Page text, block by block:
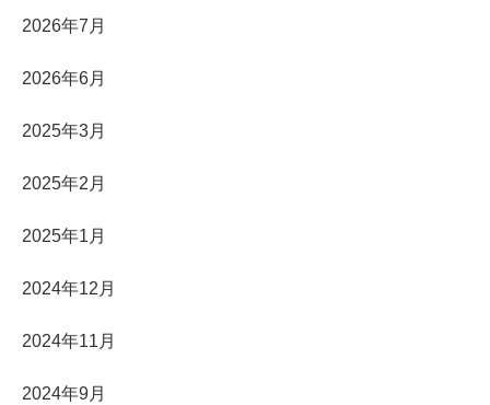
2026年7月
2026年6月
2025年3月
2025年2月
2025年1月
2024年12月
2024年11月
2024年9月